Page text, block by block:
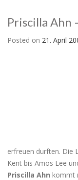
Priscilla Ahn
Posted on 21. April
erfreuen durften. Die
Kent bis Amos Lee
Priscilla Ahn kommt